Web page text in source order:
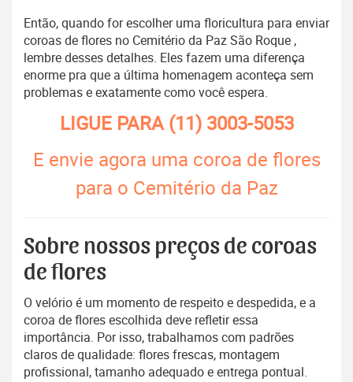
Então, quando for escolher uma floricultura para enviar
coroas de flores no Cemitério da Paz São Roque ,
lembre desses detalhes. Eles fazem uma diferença
enorme pra que a última homenagem aconteça sem
problemas e exatamente como você espera.
LIGUE PARA(11) 3003-5053
E envie agora uma coroa de flores
para o Cemitério da Paz
Sobre nossos preços de coroas
de flores
O velório é um momento de respeito e despedida, e a
coroa de flores escolhida deve refletir essa
importância. Por isso, trabalhamos com padrões
claros de qualidade: flores frescas, montagem
profissional, tamanho adequado e entrega pontual.